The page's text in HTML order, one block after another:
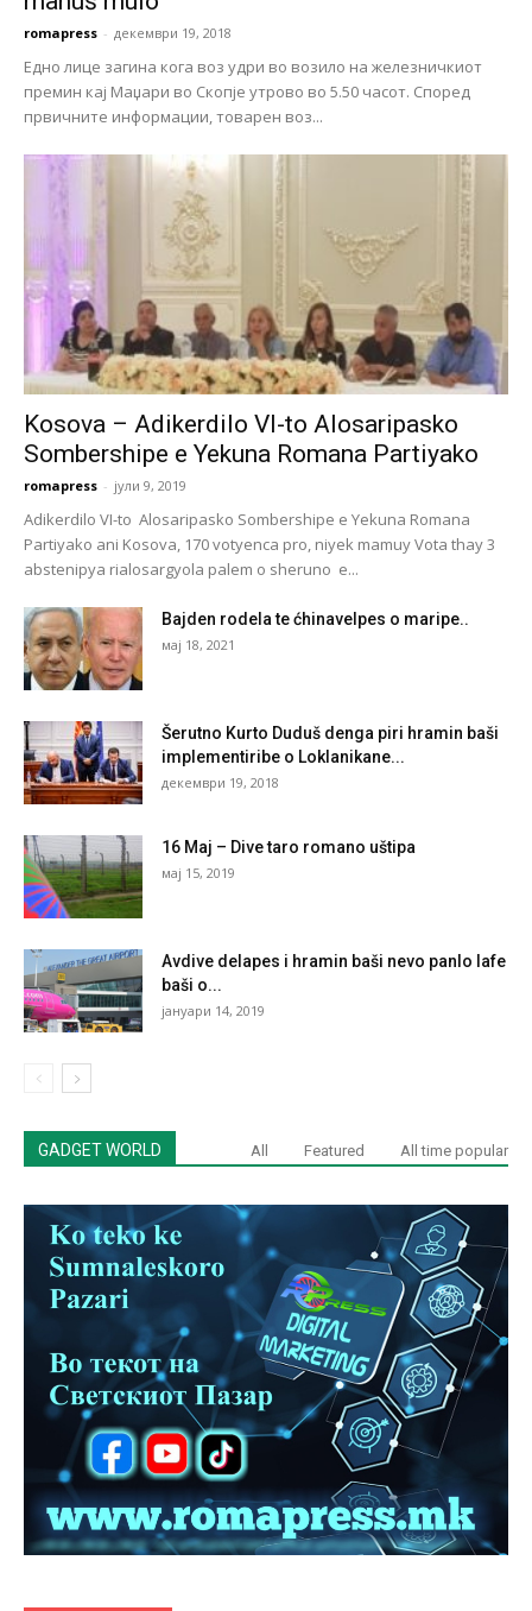
romapress - декември 19, 2018
Едно лице загина кога воз удри во возило на железничкиот
премин кај Маџари во Скопје утрово во 5.50 часот. Според
првичните информации, товарен воз...
Kosova – Adikerdilo VI-to Alosaripasko
Sombershipe e Yekuna Romana Partiyako
romapress - јули 9, 2019
Adikerdilo VI-to Alosaripasko Sombershipe e Yekuna Romana
Partiyako ani Kosova, 170 votyenca pro, niyek mamuy Vota thay 3
abstenipya rialosargyola palem o sheruno e...
Bajden rodela te ćhinavelpes o maripe..
мај 18, 2021
Šerutno Kurto Duduš denga piri hramin baši
implementiribe o Loklanikane...
декември 19, 2018
16 Maj – Dive taro romano uštipa
мај 15, 2019
Avdive delapes i hramin baši nevo panlo lafe
baši o...
јануари 14, 2019
GADGET WORLD All Featured All time popular